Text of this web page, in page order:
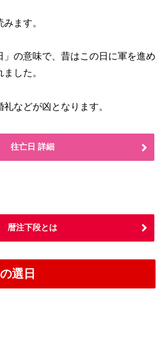
ます。
」の意味で、昔はこの日に軍を進め
した。
などが凶となります。
往亡日 詳細
暦注下段とは
選日